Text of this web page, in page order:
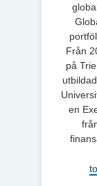
Från
på
en